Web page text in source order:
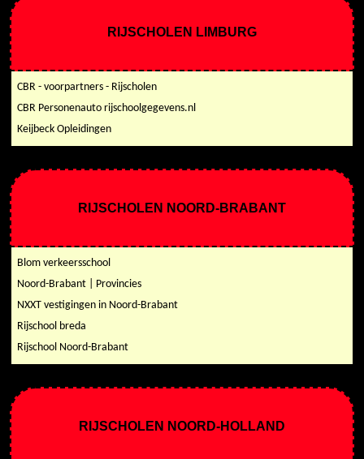
RIJSCHOLEN LIMBURG
CBR - voorpartners - Rijscholen
CBR Personenauto rijschoolgegevens.nl
Keijbeck Opleidingen
RIJSCHOLEN NOORD-BRABANT
Blom verkeersschool
Noord-Brabant | Provincies
NXXT vestigingen in Noord-Brabant
Rijschool breda
Rijschool Noord-Brabant
RIJSCHOLEN NOORD-HOLLAND